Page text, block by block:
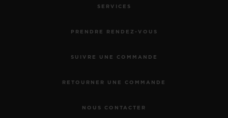
SERVICES
PRENDRE RENDEZ-VOUS
SUIVRE UNE COMMANDE
RETOURNER UNE COMMANDE
NOUS CONTACTER